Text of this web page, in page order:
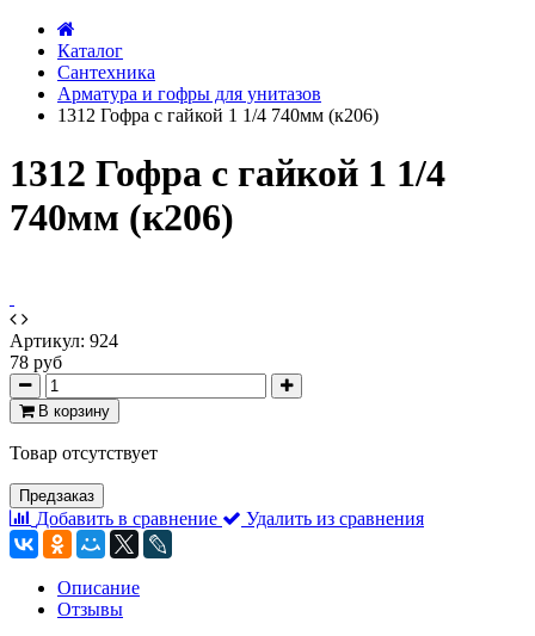
Каталог
Сантехника
Арматура и гофры для унитазов
1312 Гофра с гайкой 1 1/4 740мм (к206)
1312 Гофра с гайкой 1 1/4
740мм (к206)
Артикул: 924
78 руб
В корзину
Товар отсутствует
Предзаказ
Добавить в сравнение Удалить из сравнения
Описание
Отзывы